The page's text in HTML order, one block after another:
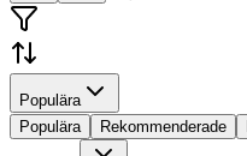
Populära
Populära
Rekommenderade